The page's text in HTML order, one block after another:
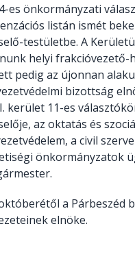
es önkormányzati
listán ismét
testületbe. A
helyi frakcióvezető-
pedig az újonnan
bizottság
kerület 11-es
az oktatás és
a civil
önkormányzatok
a Párbeszéd
elnöke.